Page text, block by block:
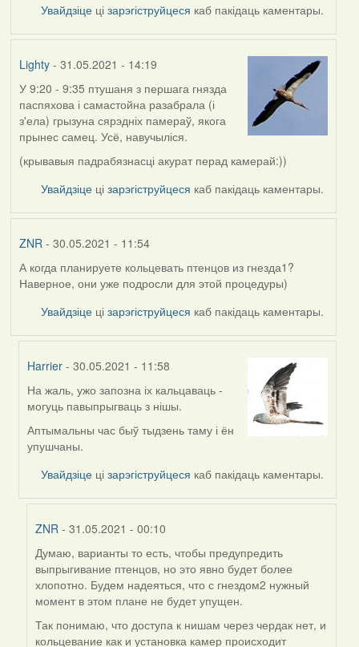
Увайдзіце цізарэгіструйцеся каб пакідаць каментары.
Lighty- 31.05.2021 - 14:19
У 9:20 - 9:35 птушаня з першага гнязда
паспяхова і самастойна разабрала (і
з'ела) грызуна сярэдніх памераў, якога
прынес самец. Усё, навучыліся.
(крывавыя падрабязнасці акурат перад камерай:))
Увайдзіце цізарэгіструйцеся каб пакідаць каментары.
ZNR - 30.05.2021 - 11:54
А когда планируете кольцевать птенцов из гнезда1?
Наверное, они уже подросли для этой процедуры)
Увайдзіце цізарэгіструйцеся каб пакідаць каментары.
Harrier - 30.05.2021 - 11:58
In
reply
to
by
На жаль, ужо запозна іх кальцаваць -
могуць павыпрыгваць з нішы.
Аптымальны час быў тыдзень таму і ён
упушчаны.
Увайдзіце цізарэгіструйцеся каб пакідаць каментары.
ZNR - 31.05.2021 - 00:10
In
reply
to
by
Harrier
Думаю, варианты то есть, чтобы предупредить
выпрыгивание птенцов, но это явно будет более
хлопотно. Будем надеяться, что с гнездом2 нужный
момент в этом плане не будет упущен.
Так понимаю, что доступа к нишам через чердак нет, и
кольцевание как и установка камер происходит